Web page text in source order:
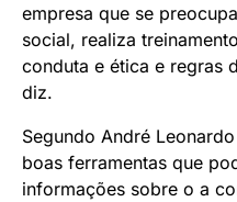
empresa que se
social, realiza
conduta e ética e regras
diz.
Segundo André
boas ferramentas que
informações sobre o a